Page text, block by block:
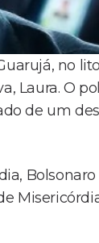
no
Laura. O
de um
Bolsonaro